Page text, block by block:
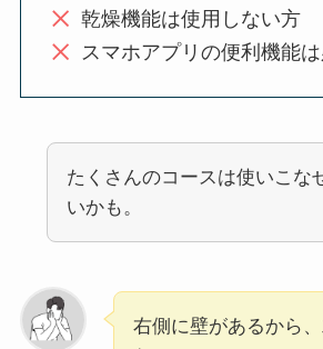
乾燥機能は使用しない方
スマホアプリの便利機能
たくさんのコースは使いこな
いかも。
右側に壁があるから